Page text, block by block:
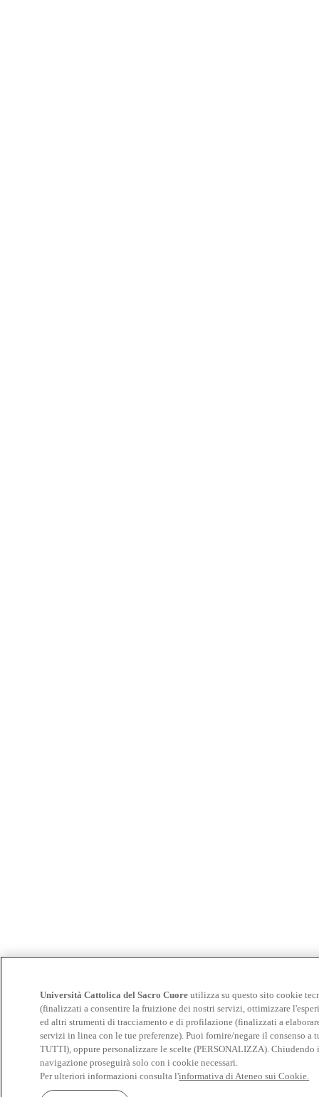
Università Cattolica del Sacro Cuore utilizza su questo sito cookie
(finalizzati a consentire la fruizione dei nostri servizi, ottimizzare
ed altri strumenti di tracciamento e di profilazione (finalizzati a
servizi in linea con le tue preferenze). Puoi fornire/negare il consenso
TUTTI), oppure personalizzare le scelte (PERSONALIZZA). Chiudendo
navigazione proseguirà solo con i cookie necessari.
Per ulteriori informazioni consulta l'informativa di Ateneo sui Cookie.